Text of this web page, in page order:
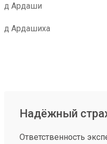
д Ардаши
д Ардашиха
Надёжный
Ответственность